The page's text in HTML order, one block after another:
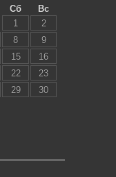
Сб
Вс
1
2
8
9
15
16
22
23
29
30